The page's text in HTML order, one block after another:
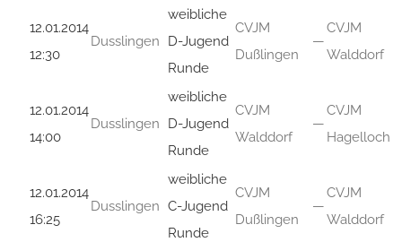
12.01.2014
12:30
Dusslingen
weibliche
D-Jugend
Runde
CVJM
Dußlingen
—
CVJM
Walddorf
12.01.2014
14:00
Dusslingen
weibliche
D-Jugend
Runde
CVJM
Walddorf
—
CVJM
Hagelloch
12.01.2014
16:25
Dusslingen
weibliche
C-Jugend
Runde
CVJM
Dußlingen
—
CVJM
Walddorf